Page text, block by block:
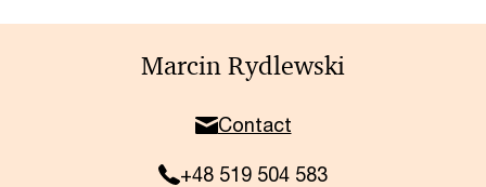
Marcin Rydlewski
Contact
+48 519 504 583